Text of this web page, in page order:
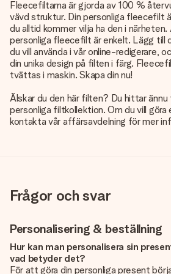
Fleecefiltarna är gjorda av 100 %
vävd struktur. Din personliga fleecefilt
du alltid kommer vilja ha den i
personliga fleecefilt är enkelt. Lägg
du vill använda i vår online-redigerare,
din unika design på filten i färg.
tvättas i maskin. Skapa din nu!
Älskar du den här filten? Du hittar
personliga filtkollektion. Om du vill
kontakta vår affärsavdelning för mer
Frågor och svar
Personalisering & beställning
Hur kan man personalisera sin
vad betyder det?
För att göra din personliga present